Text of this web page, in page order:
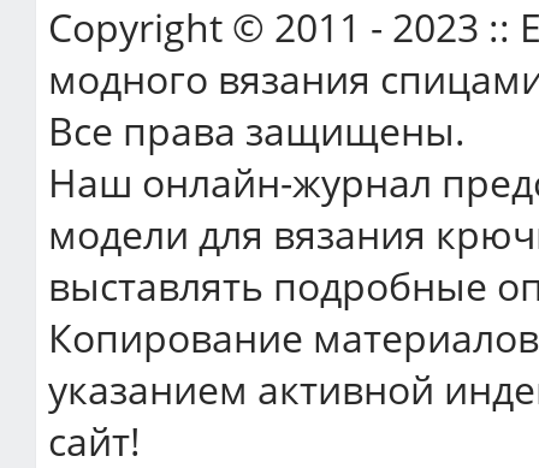
Copyright © 2011 - 2023 ::
модного вязания
Все права защищены.
Наш онлайн-журнал
модели для вязания
выставлять подробные
Копирование
указанием активной
сайт!